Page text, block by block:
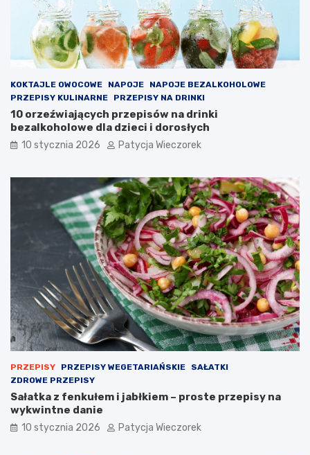
KOKTAJLE OWOCOWE NAPOJE
NAPOJE BEZALKOHOLOWE
PRZEPISY KULINARNE
PRZEPISY NA DRINKI
10 orzeźwiających przepisów na drinki
bezalkoholowe dla dzieci i dorosłych
10 stycznia 2026 Patycja Wieczorek
PRZEPISY PRZEPISY WEGETARIAŃSKIE
SAŁATKI
ZDROWE PRZEPISY
Sałatka z fenkułem i jabłkiem – proste przepisy na
wykwintne danie
10 stycznia 2026 Patycja Wieczorek